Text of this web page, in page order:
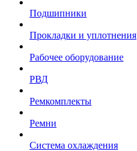
Подшипники
Прокладки и уплотнения
Рабочее оборудование
РВД
Ремкомплекты
Ремни
Система охлаждения